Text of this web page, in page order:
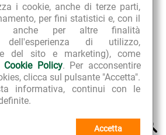
i cookie, anche di terze parti,
per fini statistici e, con il
anche per altre finalità
dell'esperienza di utilizzo,
del sito e marketing), come
Cookie Policy. Per acconsentire
clicca sul pulsante "Accetta".
informativa, continui con le
Accetta